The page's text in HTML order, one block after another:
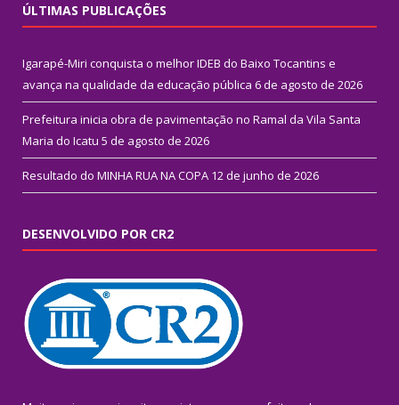
ÚLTIMAS PUBLICAÇÕES
Igarapé-Miri conquista o melhor IDEB do Baixo Tocantins e
avança na qualidade da educação pública 6 de agosto de 2026
Prefeitura inicia obra de pavimentação no Ramal da Vila Santa
Maria do Icatu 5 de agosto de 2026
Resultado do MINHA RUA NA COPA 12 de junho de 2026
DESENVOLVIDO POR CR2